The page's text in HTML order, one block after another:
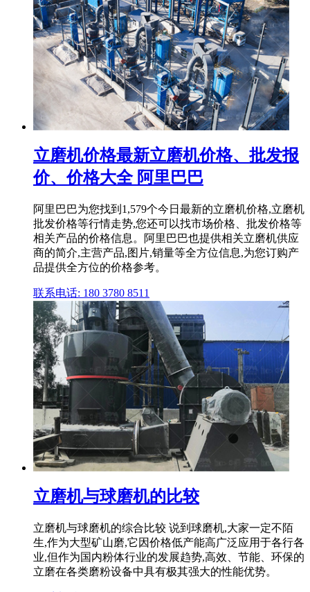
立磨机价格最新立磨机价格、批发报
价、价格大全 阿里巴巴
阿里巴巴为您找到1,579个今日最新的立磨机价格,立磨机
批发价格等行情走势,您还可以找市场价格、批发价格等
相关产品的价格信息。阿里巴巴也提供相关立磨机供应
商的简介,主营产品,图片,销量等全方位信息,为您订购产
品提供全方位的价格参考。
联系电话: 180 3780 8511
立磨机与球磨机的比较
立磨机与球磨机的综合比较 说到球磨机,大家一定不陌
生,作为大型矿山磨,它因价格低产能高广泛应用于各行各
业,但作为国内粉体行业的发展趋势,高效、节能、环保的
立磨在各类磨粉设备中具有极其强大的性能优势。